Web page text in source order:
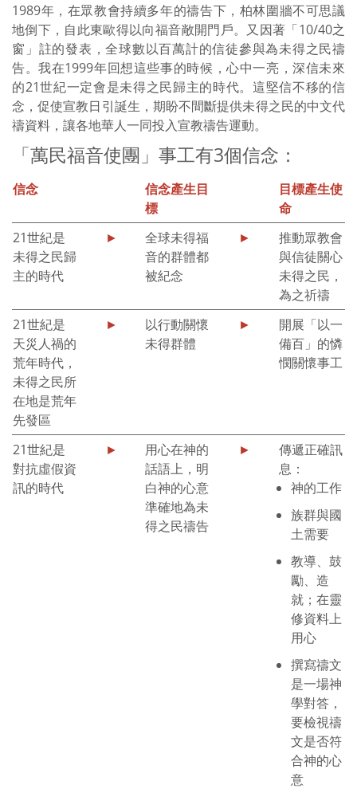
1989年，在眾教會持續多年的禱告下，柏林圍牆不可思議
地倒下，自此東歐得以向福音敞開門戶。又因著「10/40之
窗」註的發表，全球數以百萬計的信徒參與為未得之民禱
告。我在1999年回想這些事的時候，心中一亮，深信未來
的21世紀一定會是未得之民歸主的時代。這堅信不移的信
念，促使宣教日引誕生，期盼不間斷提供未得之民的中文代
禱資料，讓各地華人一同投入宣教禱告運動。
「萬民福音使團」事工有3個信念：
信念
信念產生目
標
目標產生使
命
21世紀是
未得之民歸
主的時代
►
全球未得福
音的群體都
被紀念
►
推動眾教會
與信徒關心
未得之民，
為之祈禱
21世紀是
天災人禍的
荒年時代，
未得之民所
在地是荒年
先發區
►
以行動關懷
未得群體
►
開展「以一
備百」的憐
憫關懷事工
21世紀是
對抗虛假資
訊的時代
►
用心在神的
話語上，明
白神的心意
準確地為未
得之民禱告
►
傳遞正確訊
息：
神的工作
族群與國
土需要
教導、鼓
勵、造
就；在靈
修資料上
用心
撰寫禱文
是一場神
學對答，
要檢視禱
文是否符
合神的心
意